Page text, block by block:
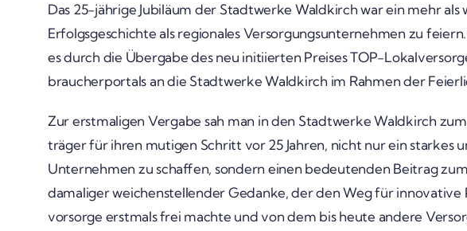
Das 25-jährige Jubi­läum der Stadt­werke Wald­kirch war ein mehr als
Erfolgs­ge­schichte als regio­nales Versor­gungs­un­ter­nehmen zu
es durch die Über­gabe des neu initi­ierten Preises TOP-
brau­cher­por­tals an die Stadt­werke Wald­kirch im Rahmen der
Zur erst­ma­ligen Vergabe sah man in den Stadt­werke Wald­kirch
träger für ihren mutigen Schritt vor 25 Jahren, nicht nur ein starkes
Unter­nehmen zu schaffen, sondern einen bedeu­tenden Beitrag
dama­liger weichen­stel­lender Gedanke, der den Weg für inno­va­tive
vor­sorge erst­mals frei machte und von dem bis heute andere